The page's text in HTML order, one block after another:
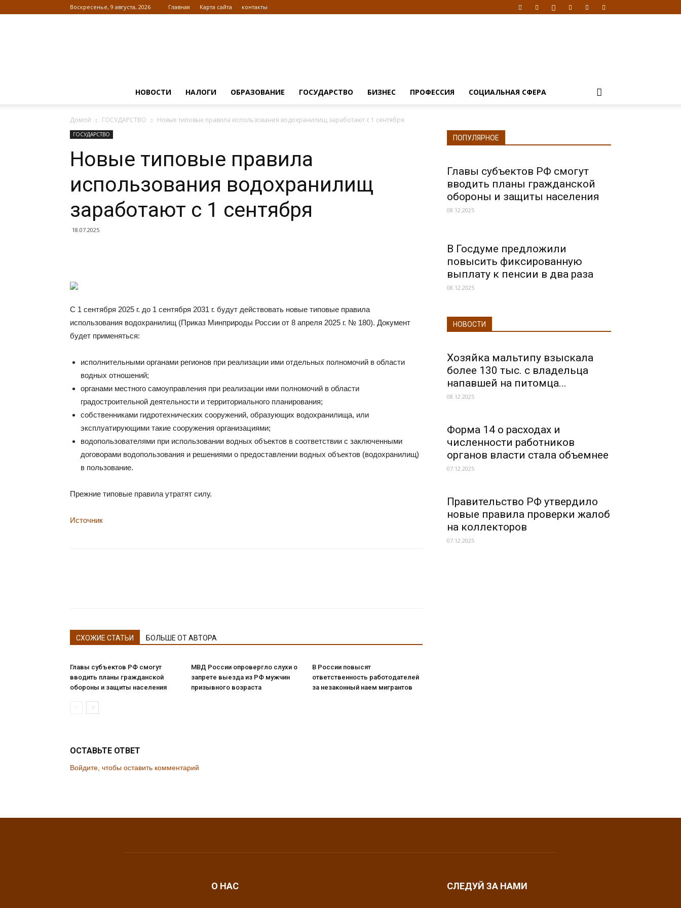
Воскресенье, 9 августа, 2026 Главная Карта сайта контакты
НОВОСТИ НАЛОГИ ОБРАЗОВАНИЕ ГОСУДАРСТВО БИЗНЕС ПРОФЕССИЯ СОЦИАЛЬНАЯ СФЕРА
Домой ГОСУДАРСТВО Новые типовые правила использования водохранилищ заработают с 1 сентября
ГОСУДАРСТВО
Новые типовые правила
использования водохранилищ
заработают с 1 сентября
18.07.2025
С 1 сентября 2025 г. до 1 сентября 2031 г. будут действовать новые типовые правила
использования водохранилищ (Приказ Минприроды России от 8 апреля 2025 г. № 180). Документ
будет применяться:
исполнительными органами регионов при реализации ими отдельных полномочий в области
водных отношений;
органами местного самоуправления при реализации ими полномочий в области
градостроительной деятельности и территориального планирования;
собственниками гидротехнических сооружений, образующих водохранилища, или
эксплуатирующими такие сооружения организациями;
водопользователями при использовании водных объектов в соответствии с заключенными
договорами водопользования и решениями о предоставлении водных объектов (водохранилищ)
в пользование.
Прежние типовые правила утратят силу.
Источник
СХОЖИЕ СТАТЬИ БОЛЬШЕ ОТ АВТОРА
Главы субъектов РФ смогут
вводить планы гражданской
обороны и защиты населения
МВД России опровергло слухи о
запрете выезда из РФ мужчин
призывного возраста
В России повысят
ответственность работодателей
за незаконный наем мигрантов
ОСТАВЬТЕ ОТВЕТ
Войдите, чтобы оставить комментарий
ПОПУЛЯРНОЕ
Главы субъектов РФ смогут
вводить планы гражданской
обороны и защиты населения
08.12.2025
В Госдуме предложили
повысить фиксированную
выплату к пенсии в два раза
08.12.2025
НОВОСТИ
Хозяйка мальтипу взыскала
более 130 тыс. с владельца
напавшей на питомца...
08.12.2025
Форма 14 о расходах и
численности работников
органов власти стала объемнее
07.12.2025
Правительство РФ утвердило
новые правила проверки жалоб
на коллекторов
07.12.2025
О НАС СЛЕДУЙ ЗА НАМИ